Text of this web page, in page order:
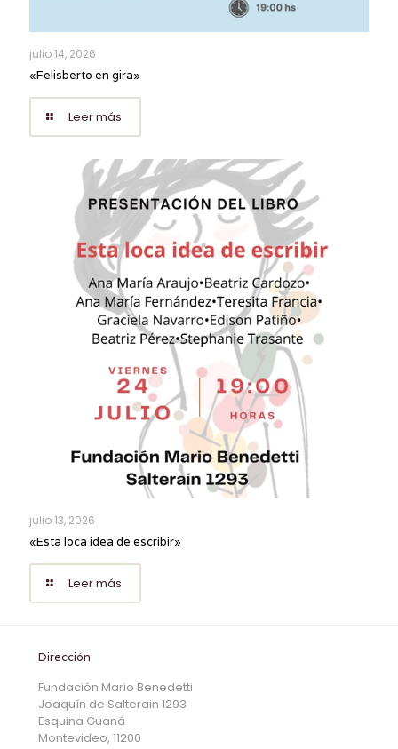
julio 14, 2026
«Felisberto en gira»
Leer más
julio 13, 2026
«Esta loca idea de escribir»
Leer más
Dirección
Fundación Mario Benedetti
Joaquín de Salterain 1293
Esquina Guaná
Montevideo, 11200